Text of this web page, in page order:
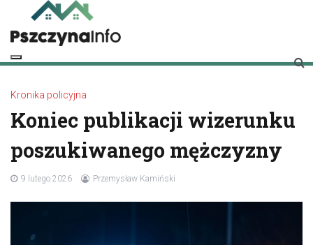
content
pszczynainfo.pl
Twoje źródło informacji o Pszczynie
Kronika policyjna
Koniec publikacji wizerunku
poszukiwanego mężczyzny
9 lutego 2026 Przemysław Kamiński